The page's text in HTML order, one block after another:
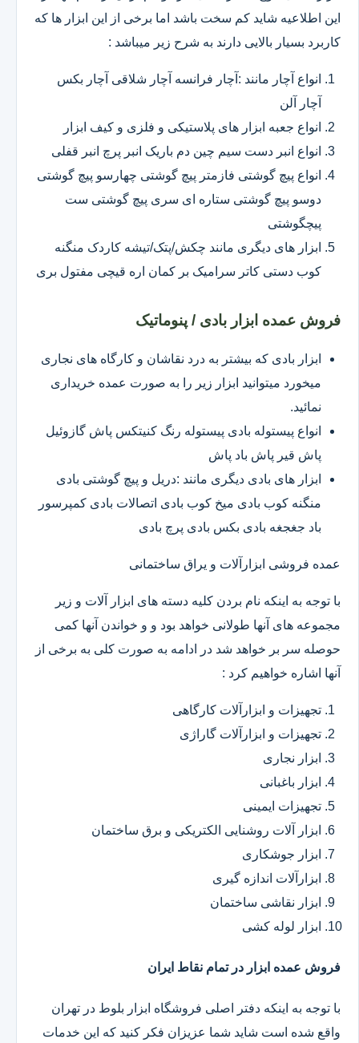
این اطلاعیه شاید کم سخت باشد اما برخی از این ابزار ها که
کاربرد بسیار بالایی دارند به شرح زیر میباشد :
انواع آچار مانند :آچار فرانسه آچار شلاقی آچار بکس
آچار آلن
انواع جعبه ابزار های پلاستیکی و فلزی و کیف ابزار
انواع انبر دست سیم چین دم باریک انبر پرچ انبر قفلی
انواع پیچ گوشتی فازمتر پیچ گوشتی چهارسو پیچ گوشتی
دوسو پیچ گوشتی ستاره ای سری پیچ گوشتی ست
پیچگوشتی
ابزار های دیگری مانند چکش/پتک/تیشه کاردک منگنه
کوب دستی کاتر سرامیک بر کمان اره قیچی مفتول بری
فروش عمده ابزار بادی / پنوماتیک
ابزار بادی که بیشتر به درد نقاشان و کارگاه های نجاری
میخورد میتوانید ابزار زیر را به صورت عمده خریداری
نمائید.
انواع پیستوله بادی پیستوله رنگ کنیتکس پاش گازوئیل
پاش قیر پاش باد پاش
ابزار های بادی دیگری مانند :دریل و پیچ گوشتی بادی
منگنه کوب بادی میخ کوب بادی اتصالات بادی کمپرسور
باد جغجغه بادی بکس بادی پرچ بادی
عمده فروشی ابزارآلات و یراق ساختمانی
با توجه به اینکه نام بردن کلیه دسته های ابزار آلات و زیر
مجموعه های آنها طولانی خواهد بود و و خواندن آنها کمی
حوصله سر بر خواهد شد در ادامه به صورت کلی به برخی از
آنها اشاره خواهیم کرد :
تجهیزات و ابزارآلات کارگاهی
تجهیزات و ابزارآلات گاراژی
ابزار نجاری
ابزار باغبانی
تجهیزات ایمینی
ابزار آلات روشنایی الکتریکی و برق ساختمان
ابزار جوشکاری
ابزارآلات اندازه گیری
ابزار نقاشی ساختمان
ابزار لوله کشی
فروش عمده ابزار در تمام نقاط ایران
با توجه به اینکه دفتر اصلی فروشگاه ابزار بلوط در تهران
واقع شده است شاید شما عزیزان فکر کنید که این خدمات